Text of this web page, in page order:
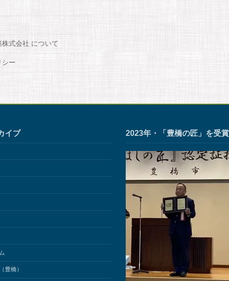
式会社 について
シー
イブ
豊橋）
2023年・「豊橋の匠」を受